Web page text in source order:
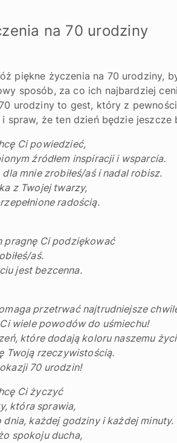
na 70 urodziny
piękne życzenia na 70 urodziny,
sposób, za co ich najbardziej
urodziny to gest, który z
spraw, że ten dzień będzie jeszcze
Ci powiedzieć,
źródłem inspiracji i wsparcia.
mnie zrobiłeś/aś i nadal robisz.
z Twojej twarzy,
radością.
pragnę Ci podziękować
aś.
jest bezcenna.
przetrwać najtrudniejsze
wiele powodów do uśmiechu!
które dodają koloru naszemu
Twoją rzeczywistością.
70 urodzin!
Ci życzyć
która sprawia,
każdej godziny i każdej minuty.
spokoju ducha,